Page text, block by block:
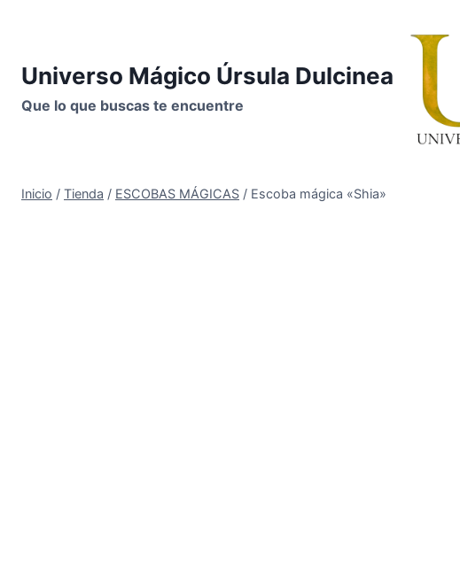
Universo Mágico Úrsula Dulcinea
Que lo que buscas te encuentre
Inicio / Tienda / ESCOBAS MÁGICAS / Escoba mágica «Shia»